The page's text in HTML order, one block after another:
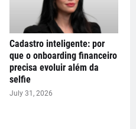
Cadastro inteligente: por
que o onboarding financeiro
precisa evoluir além da
selfie
July 31, 2026